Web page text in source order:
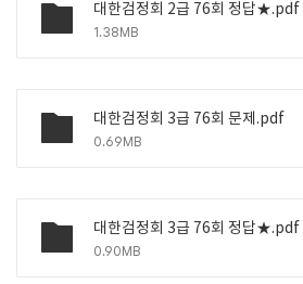
대한검정회 2급 76회 정답★.pdf
1.38MB
대한검정회 3급 76회 문제.pdf
0.69MB
대한검정회 3급 76회 정답★.pdf
0.90MB